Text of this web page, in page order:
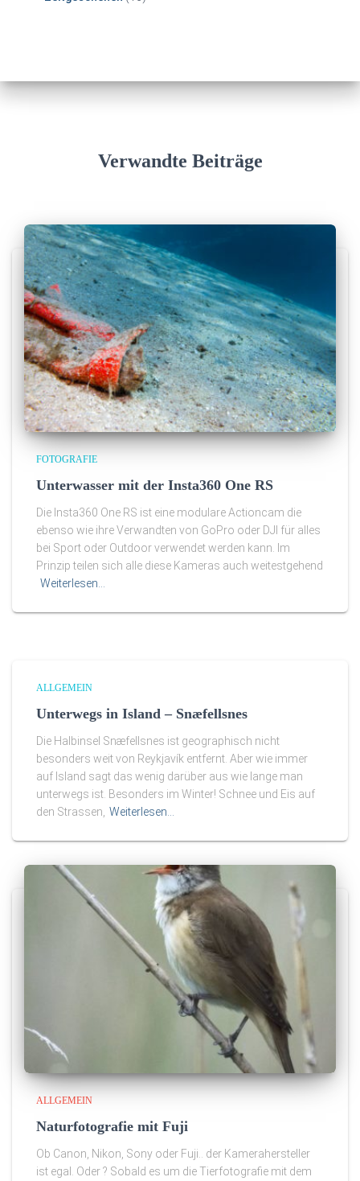
Verwandte Beiträge
FOTOGRAFIE
Unterwasser mit der Insta360 One RS
Die Insta360 One RS ist eine modulare Actioncam die
ebenso wie ihre Verwandten von GoPro oder DJI für alles
bei Sport oder Outdoor verwendet werden kann. Im
Prinzip teilen sich alle diese Kameras auch weitestgehend
Weiterlesen…
ALLGEMEIN
Unterwegs in Island – Snæfellsnes
Die Halbinsel Snæfellsnes ist geographisch nicht
besonders weit von Reykjavík entfernt. Aber wie immer
auf Island sagt das wenig darüber aus wie lange man
unterwegs ist. Besonders im Winter! Schnee und Eis auf
den Strassen, Weiterlesen…
ALLGEMEIN
Naturfotografie mit Fuji
Ob Canon, Nikon, Sony oder Fuji.. der Kamerahersteller
ist egal. Oder ? Sobald es um die Tierfotografie mit dem